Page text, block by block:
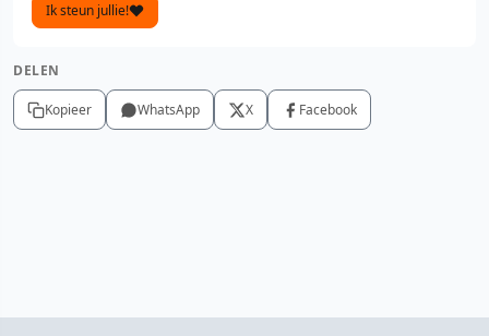
Ik steun jullie!
DELEN
Kopieer WhatsApp X Facebook